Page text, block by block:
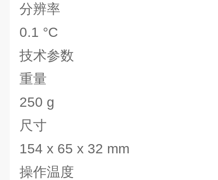
分辨率
0.1 °C
技术参数
重量
250 g
尺寸
154 x 65 x 32 mm
操作温度